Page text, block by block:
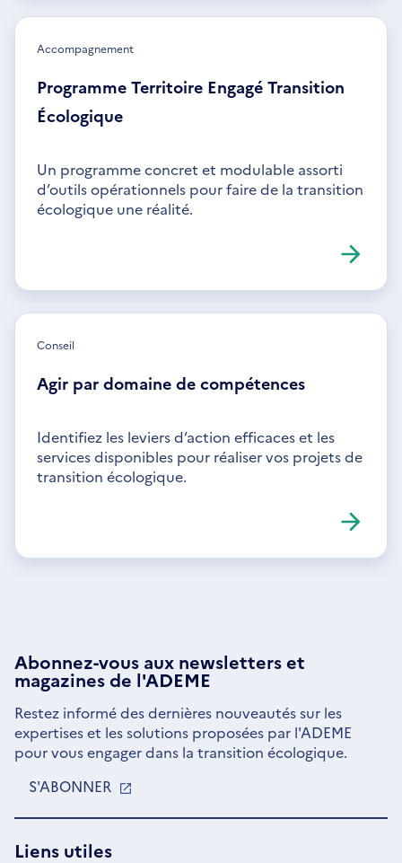
Accompagnement
Programme Territoire Engagé Transition
Écologique
Un programme concret et modulable assorti
d’outils opérationnels pour faire de la transition
écologique une réalité.
Conseil
Agir par domaine de compétences
Identifiez les leviers d’action efficaces et les
services disponibles pour réaliser vos projets de
transition écologique.
Abonnez-vous aux newsletterset
magazines de l'ADEME
Restez informé des dernières nouveautés sur les
expertises et les solutions proposées par l'ADEME
pour vous engager dans la transition écologique.
S'ABONNER
UNE
Liens utiles